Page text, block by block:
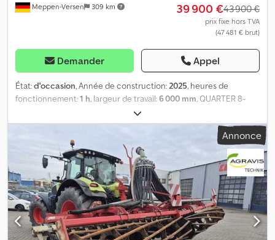
Meppen-Versen 309 km 39 900 €43 900 €
prix fixe hors TVA
(47 481 € brut)
Demander Appel
État:d'occasion, Année de construction:2025, heures de
fonctionnement:1 h, largeur de travail:6 000 mm, QUARTER 8-
600 0010 Injecteur Strip-Till Evers Quarter 8-600 d'occasion 0020
8 rangs, écartement de 75 cm, 0030 Attelage trois points, 0040
Repliage hydraulique, 0050 Disque de coupe, peignes étoilés
réglables, 0060 Dents avec pointes interchangeables, 0070
Disques bombés, 0080 Double sortie lisier avec éclairage 12 volts,
0090 Répartiteur de lisier Vogelsang DMX, 0100 2 roues de
support pneumatiques, Cjdpew R Hdpsfx Antjha 0110 Système
d'éclairage, panneaux de signalisation
Annonce